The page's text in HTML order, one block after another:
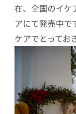
在、全国のイケ
アにて発売中で
ケアでとってお